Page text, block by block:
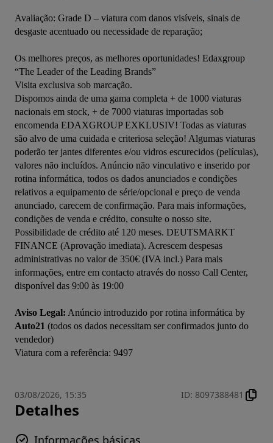
Avaliação: Grade D – viatura com danos visíveis, sinais de
desgaste acentuado ou necessidade de reparação;
Os melhores preços, as melhores oportunidades! Edaxgroup
“The Leader of the Leading Brands”
Visita exclusiva sob marcação.
Dispomos ainda de uma gama completa + de 1000 viaturas
nacionais em stock, + de 7000 viaturas importadas sob
encomenda EDAXGROUP EXKLUSIV! Todas as viaturas
são alvo de uma cuidada e criteriosa seleção! Algumas viaturas
poderão ter jantes diferentes e/ou vidros escurecidos (películas),
valores não incluídos. Anúncio não vinculativo e inserido por
rotina informática, todos os dados anunciados e condições
relativos a equipamento de série/opcional e preço de venda
anunciado, carecem de confirmação. Para mais informações,
condições de venda e crédito, consulte o nosso site.
Possibilidade de crédito até 120 meses. DEUTSMARKT
FINANCE (Aprovação imediata). Acrescem despesas
administrativas no valor de 350€ (IVA incl.) Para mais
informações, entre em contacto através do nosso Call Center,
disponível das 9:00 às 19:00
Aviso Legal:
Auto21 (todos os dados necessitam ser confirmados junto do
vendedor)
03/08/2026, 15:35 ID: 8097388481
Detalhes
Informações básicas